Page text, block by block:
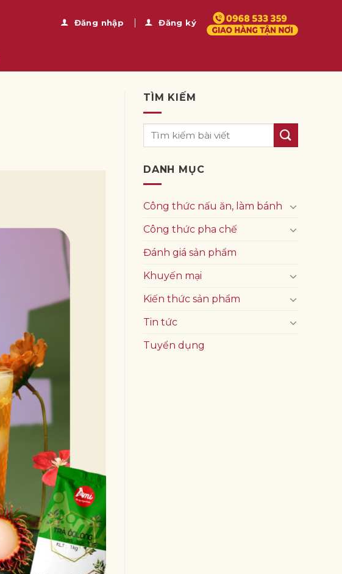
Đăng nhập Đăng ký
TÌM KIẾM
DANH MỤC
Công thức nấu ăn, làm bánh
Công thức pha chế
Đánh giá sản phẩm
Khuyến mại
Kiến thức sản phẩm
Tin tức
Tuyển dụng